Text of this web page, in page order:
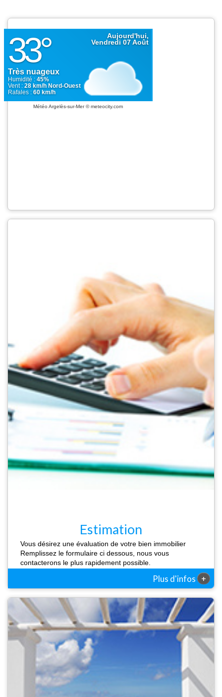
Météo Argelès-sur-Mer© meteocity.com
Estimation
Vous désirez une évaluation de votre bien immobilier
Remplissez le formulaire ci dessous, nous vous
contacterons le plus rapidement possible.
Plus d'infos +